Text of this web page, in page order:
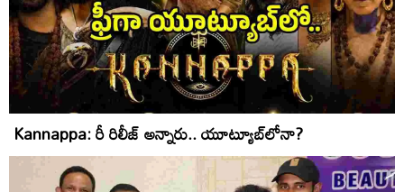
Kannappa: రీ రిలీజ్ అన్నారు.. యూట్యూబ్‌లోనా?